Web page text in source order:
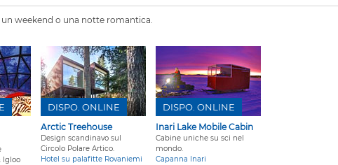
weekend o una notte romantica.
Igloo
Arctic Treehouse
Design scandinavo sul
Circolo Polare Artico.
Hotel su palafitte Rovaniemi
DISPO. ONLINE
Inari Lake Mobile Cabin
Cabine uniche su sci nel
mondo.
Capanna Inari
DISPO. ONLINE